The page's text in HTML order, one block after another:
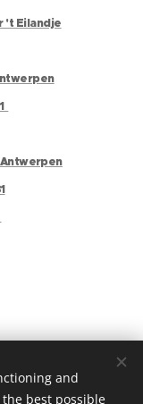
't Eilandje
and
best possible